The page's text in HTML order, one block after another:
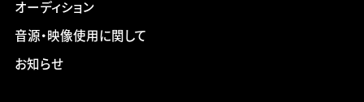
オーディション
音源・映像使用に関して
お知らせ